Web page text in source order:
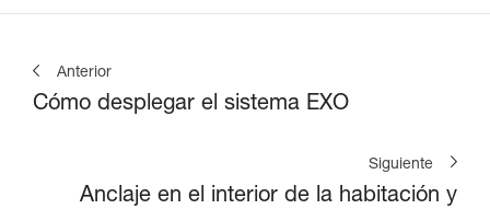
Anterior
Cómo desplegar el sistema EXO
Siguiente
Anclaje en el interior de la habitación y